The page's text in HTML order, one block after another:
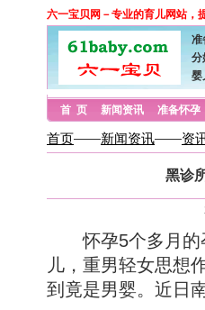
六一宝贝网－专业的育儿网站，
准
分
婴
首 页 新闻资讯 准备怀孕
首页——新闻资讯——资
黑诊
怀孕5个多月的
儿，重男轻女思想
到竟是男婴。近日